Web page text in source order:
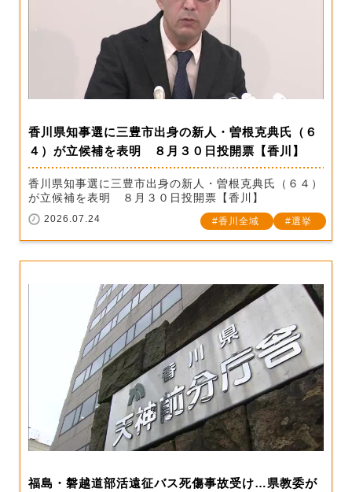
香川県知事選に三豊市出身の新人・曽根克典氏（６
４）が立候補を表明 ８月３０日投開票【香川】
香川県知事選に三豊市出身の新人・曽根克典氏（６４）
が立候補を表明 ８月３０日投開票【香川】
2026.07.24 香川全域 選挙
福島・磐越道部活遠征バス死傷事故受け…県教委が